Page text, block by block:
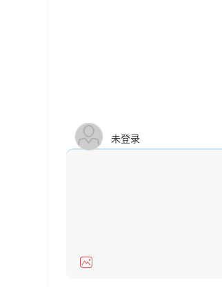
未登录